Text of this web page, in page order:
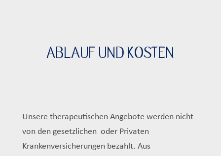
ABLAUF UND KOSTEN
Unsere therapeutischen Angebote werden nicht
von den gesetzlichen oder Privaten
Krankenversicherungen bezahlt. Aus